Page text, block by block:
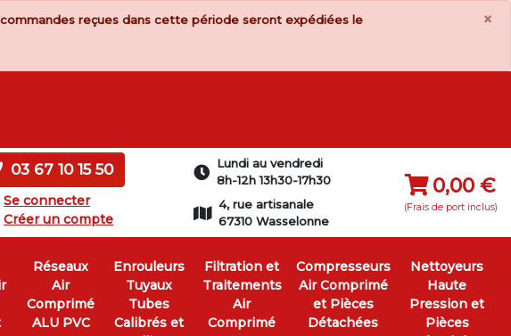
reçues dans cette période seront expédiées le
×
03 67 10 15 50
Se connecter
Créer un compte
Lundi au vendredi
8h-12h 13h30-17h30
4, rue artisanale
67310 Wasselonne
0,00 €
(Frais de port inclus)
Réseaux
Air
Comprimé
ALU PVC
Enrouleurs
Tuyaux
Tubes
Calibrés et
Filtration et
Traitements
Air
Comprimé
Compresseurs
Air Comprimé
et Pièces
Détachées
Nettoyeurs
Haute
Pression et
Pièces